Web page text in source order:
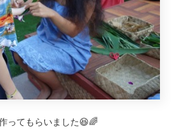
ってもらいました😆🌈